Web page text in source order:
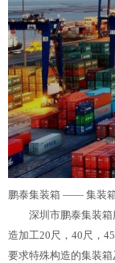
鹏泰集装箱 —— 集装
深圳市鹏泰集装
造加工20尺，40尺，
要求特殊构造的集装